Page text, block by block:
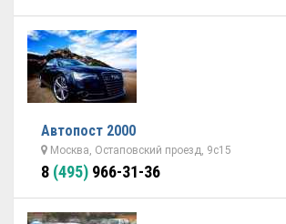
Автопост 2000
Москва, Остаповский проезд, 9с15
8 (495) 966-31-36